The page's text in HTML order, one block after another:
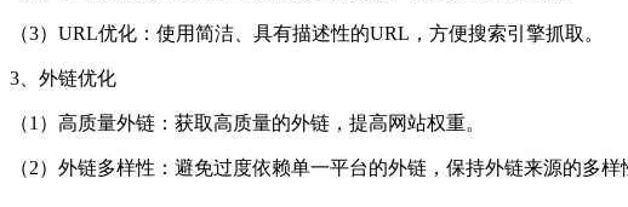
（3）URL优化：使用简洁、具有描述性的URL，方便搜索引擎抓取。
3、外链优化
（1）高质量外链：获取高质量的外链，提高网站权重。
（2）外链多样性：避免过度依赖单一平台的外链，保持外链来源的多样